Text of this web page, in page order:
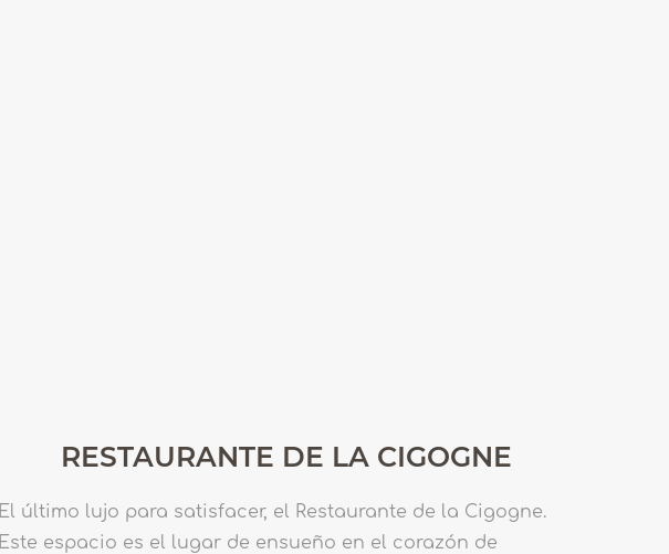
RESTAURANTE DE LA CIGOGNE
El último lujo para satisfacer, el Restaurante de la Cigogne.
Este espacio es el lugar de ensueño en el corazón de